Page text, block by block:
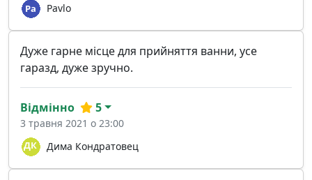
Pavlo
Дуже гарне місце для прийняття ванни, усе
гаразд, дуже зручно.
Дима Кондратовец
Відмінно 5
3 травня 2021 о 23:00